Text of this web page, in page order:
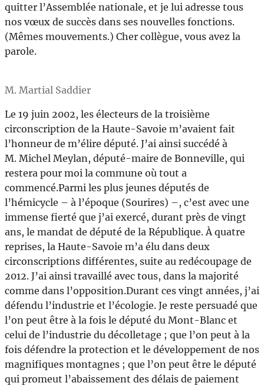
quitter l’Assemblée nationale, et je lui adresse tous
nos vœux de succès dans ses nouvelles fonctions.
(Mêmes mouvements.) Cher collègue, vous avez la
parole.
M. Martial Saddier
Le 19 juin 2002, les électeurs de la troisième
circonscription de la Haute-Savoie m’avaient fait
l’honneur de m’élire député. J’ai ainsi succédé à
M. Michel Meylan, député-maire de Bonneville, qui
restera pour moi la commune où tout a
commencé.Parmi les plus jeunes députés de
l’hémicycle – à l’époque (Sourires) –, c’est avec une
immense fierté que j’ai exercé, durant près de vingt
ans, le mandat de député de la République. À quatre
reprises, la Haute-Savoie m’a élu dans deux
circonscriptions différentes, suite au redécoupage de
2012. J’ai ainsi travaillé avec tous, dans la majorité
comme dans l’opposition.Durant ces vingt années, j’ai
défendu l’industrie et l’écologie. Je reste persuadé que
l’on peut être à la fois le député du Mont-Blanc et
celui de l’industrie du décolletage ; que l’on peut à la
fois défendre la protection et le développement de nos
magnifiques montagnes ; que l’on peut être le député
qui promeut l’abaissement des délais de paiement